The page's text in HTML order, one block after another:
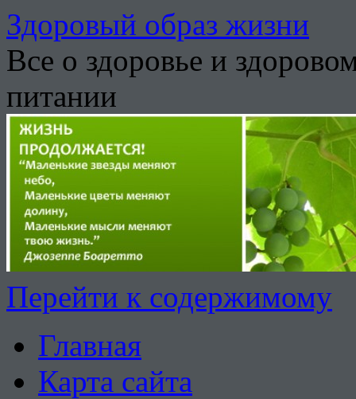
Здоровый образ жизни
Все о здоровье и
питании
Перейти к содержимому
Главная
Карта сайта